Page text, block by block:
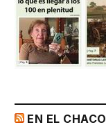
EN EL CHACO